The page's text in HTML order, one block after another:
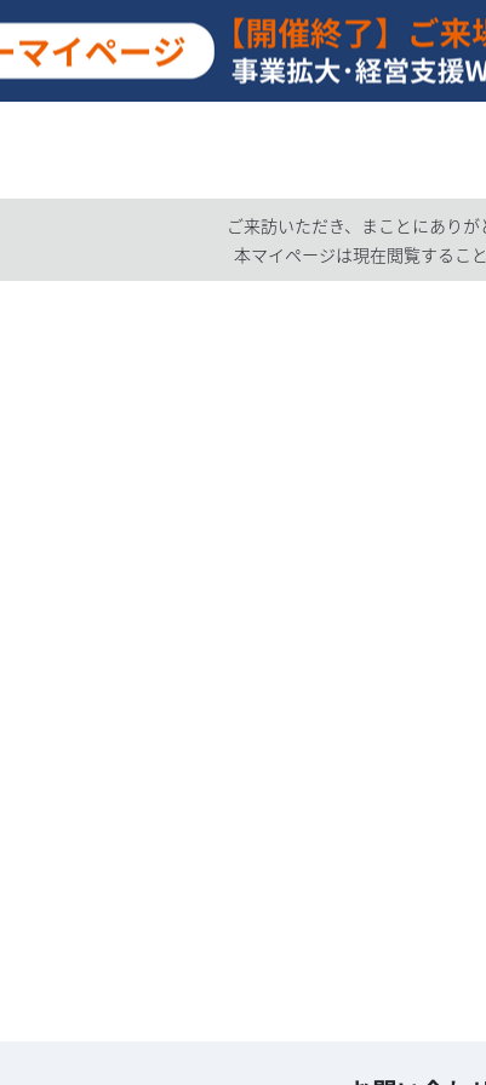
ご来訪いただき、まことにありが
本マイページは現在閲覧するこ